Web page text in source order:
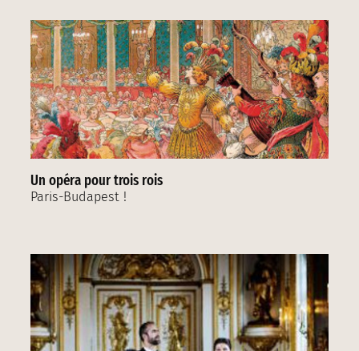
Un opéra pour trois rois
Paris-Budapest !